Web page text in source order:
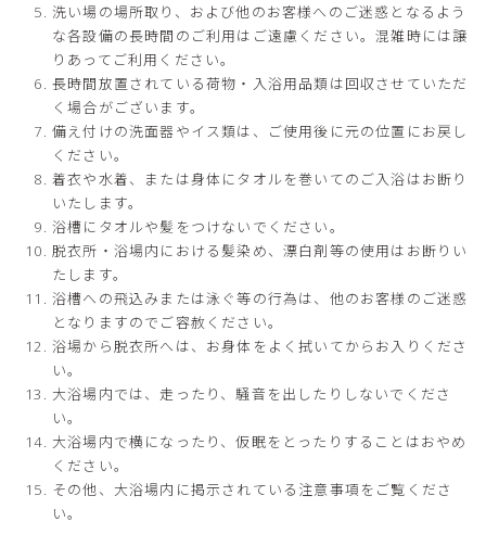
洗い場の場所取り、および他のお客様へのご迷惑となるよう
な各設備の長時間のご利用はご遠慮ください。混雑時には譲
りあってご利用ください。
長時間放置されている荷物・入浴用品類は回収させていただ
く場合がございます。
備え付けの洗面器やイス類は、ご使用後に元の位置にお戻し
ください。
着衣や水着、または身体にタオルを巻いてのご入浴はお断り
いたします。
浴槽にタオルや髪をつけないでください。
脱衣所・浴場内における髪染め、漂白剤等の使用はお断りい
たします。
浴槽への飛込みまたは泳ぐ等の行為は、他のお客様のご迷惑
となりますのでご容赦ください。
浴場から脱衣所へは、お身体をよく拭いてからお入りくださ
い。
大浴場内では、走ったり、騒音を出したりしないでくださ
い。
大浴場内で横になったり、仮眠をとったりすることはおやめ
ください。
その他、大浴場内に掲示されている注意事項をご覧くださ
い。